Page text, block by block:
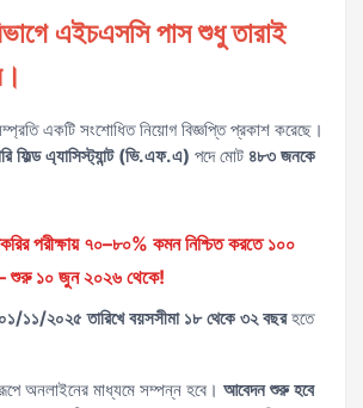
এইচএসসি পাস শুধু তারাই
একটি সংশোধিত নিয়োগ বিজ্ঞপ্তি প্রকাশ করেছে।
ফিল্ড এ্যাসিস্ট্যান্ট (ভি.এফ.এ) পদে মোট ৪৮৩ জনকে
পরীক্ষায় ৭০–৮০% কমন নিশ্চিত করতে ১০০
— শুরু ১০ জুন ২০২৬ থেকে!
০১/১১/২০২৫ তারিখে বয়সসীমা ১৮ থেকে ৩২ বছরহতে
অনলাইনের মাধ্যমে সম্পন্ন হবে। আবেদন শুরু হবে